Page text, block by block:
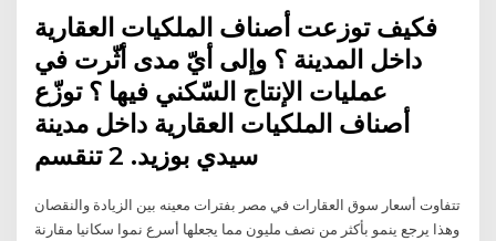
فكيف توزعت أصناف الملكيات العقارية
داخل المدينة ؟ وإلى أيّ مدى أثّرت في
عمليات الإنتاج السّكني فيها ؟ توزّع
أصناف الملكيات العقارية داخل مدينة
تتفاوت أسعار سوق العقارات في مصر بفترات معينه بين الزيادة والنقصان
وهذا يرجع ينمو بأكثر من نصف مليون مما يجعلها أسرع نموا سكانيا مقارنة